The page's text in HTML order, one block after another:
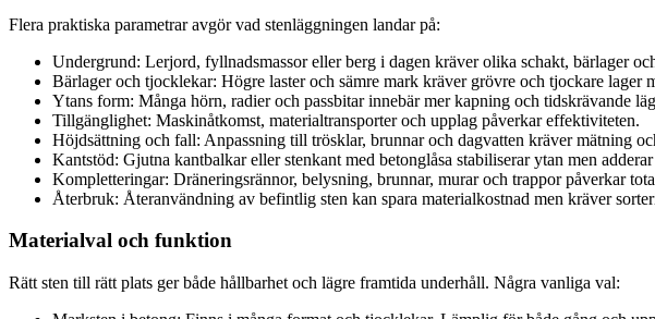
Flera praktiska parametrar avgör vad stenläggningen landar på:
Undergrund: Lerjord, fyllnadsmassor eller berg i dagen kräver olika schakt, bärlager
Bärlager och tjocklekar: Högre laster och sämre mark kräver grövre och tjockare lager
Ytans form: Många hörn, radier och passbitar innebär mer kapning och tidskrävande
Tillgänglighet: Maskinåtkomst, materialtransporter och upplag påverkar effektiviteten.
Höjdsättning och fall: Anpassning till trösklar, brunnar och dagvatten kräver mätning
Kantstöd: Gjutna kantbalkar eller stenkant med betonglåsa stabiliserar ytan men
Kompletteringar: Dräneringsrännor, belysning, brunnar, murar och trappor påverkar
Återbruk: Återanvändning av befintlig sten kan spara materialkostnad men kräver
Materialval och funktion
Rätt sten till rätt plats ger både hållbarhet och lägre framtida underhåll. Några vanliga val: